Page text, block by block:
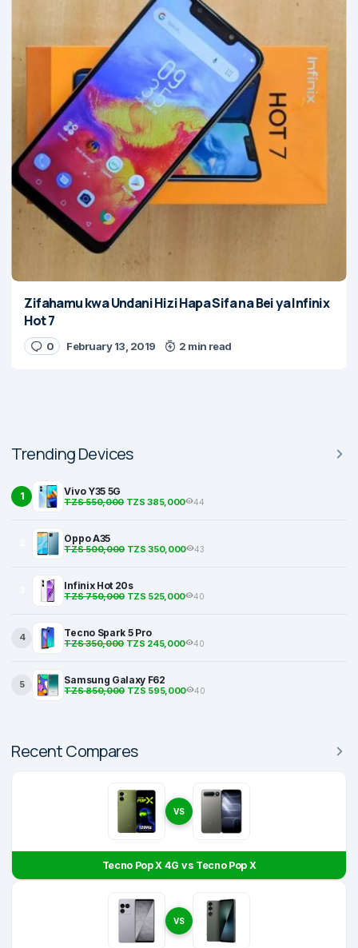
Zifahamu kwa Undani Hizi Hapa Sifa na Bei ya Infinix
Hot 7
0 February 13, 2019 2 min read
Trending Devices
1 Vivo Y35 5G
TZS 550,000TZS 385,000 44
Oppo A35
TZS 500,000TZS 350,000 43
Infinix Hot 20s
TZS 750,000TZS 525,000 40
4 Tecno Spark 5 Pro
TZS 350,000TZS 245,000 40
5 Samsung Galaxy F62
TZS 850,000TZS 595,000 40
Recent Compares
VS
Tecno Pop X 4G vs Tecno Pop X
VS